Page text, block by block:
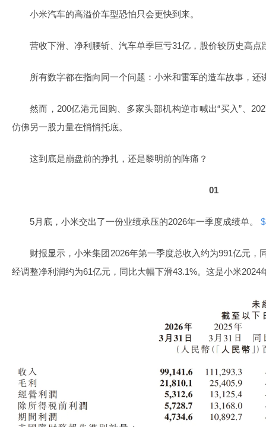
小米汽车的高溢价车型恐怕只会更快到来。
营收下滑、净利腰斩、汽车单季巨亏31亿，股价较历史高点
所有数字都在指向同一个问题：小米和雷军的造车故事，还
然而，200亿港元回购、多家头部机构逆市喊出“买入”、
仿佛另一股力量在悄悄托底。
这到底是崩盘前的挣扎，还是黎明前的阵痛？
01
5月底，小米交出了一份业绩承压的2026年一季度成绩单。
财报显示，小米集团2026年第一季度总收入约为991亿元，
经调整净利润约为61亿元，同比大幅下滑43.1%。这是小米2024